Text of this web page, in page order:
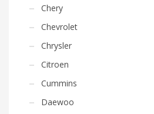
Chery
Chevrolet
Chrysler
Citroen
Cummins
Daewoo